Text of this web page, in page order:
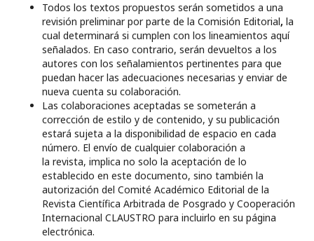
Todos los textos propuestos serán sometidos a una
revisión preliminar por parte de la Comisión Editorial, la
cual determinará si cumplen con los lineamientos aquí
señalados. En caso contrario, serán devueltos a los
autores con los señalamientos pertinentes para que
puedan hacer las adecuaciones necesarias y enviar de
nueva cuenta su colaboración.
Las colaboraciones aceptadas se someterán a
corrección de estilo y de contenido, y su publicación
estará sujeta a la disponibilidad de espacio en cada
número. El envío de cualquier colaboración a
la revista, implica no solo la aceptación de lo
establecido en este documento, sino también la
autorización del Comité Académico Editorial de la
Revista Científica Arbitrada de Posgrado y Cooperación
Internacional CLAUSTRO para incluirlo en su página
electrónica.